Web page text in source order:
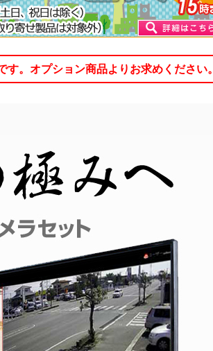
。オプション商品よりお求めください。